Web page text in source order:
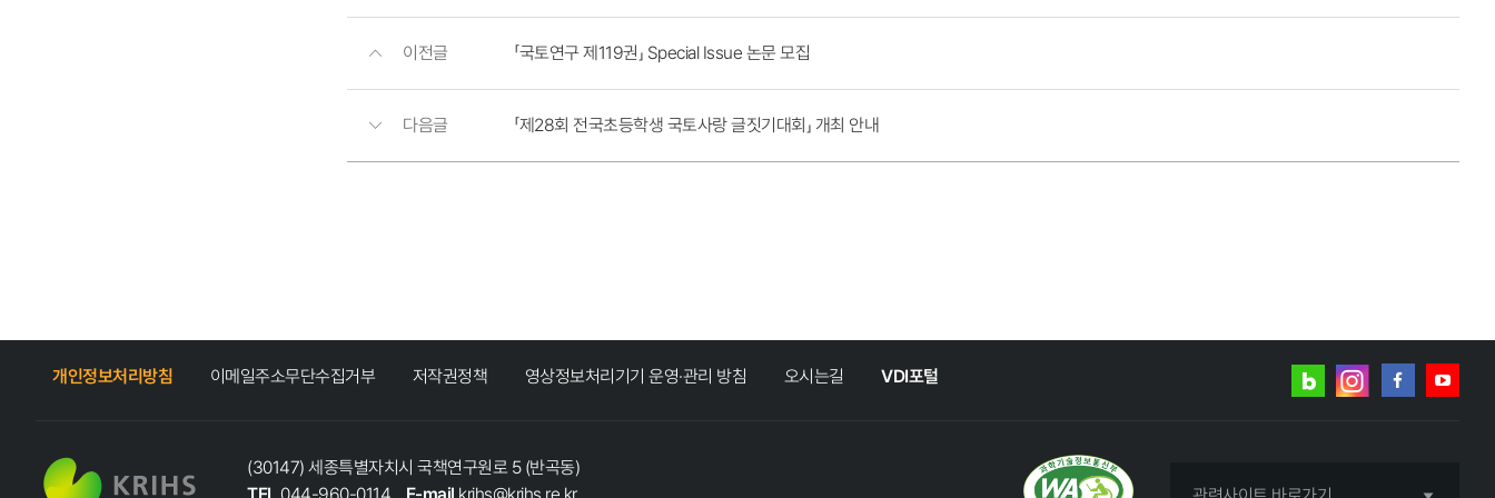
이전글 「국토연구 제119권」 Special Issue 논문 모집
다음글 「제28회 전국초등학생 국토사랑 글짓기대회」 개최 안내
개인정보처리방침 이메일주소무단수집거부 저작권정책 영상정보처리기기 운영·관리 방침 오시는길 VDI포털
네이버
인스타그램
(30147) 세종특별자치시 국책연구원로 5 (반곡동)
TEL 044-960-0114 E-mail krihs@krihs.re.kr